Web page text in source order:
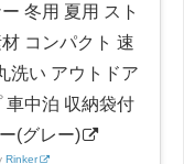
冬用 夏用 スト
コンパクト 速
洗い アウトドア
車中泊 収納袋付
(グレー)
Rinker